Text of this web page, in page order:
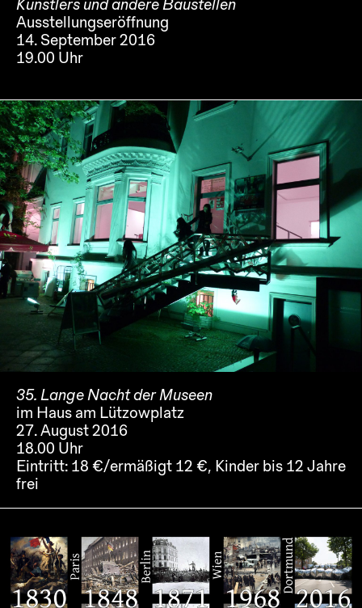
Künstlers und andere Baustellen
Ausstellungseröffnung
14. September 2016
19.00 Uhr
35. Lange Nacht der Museen
im Haus am Lützowplatz
27. August 2016
18.00 Uhr
Eintritt: 18 €/ermäßigt 12 €, Kinder bis 12 Jahre
frei